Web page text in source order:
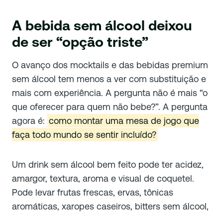
A bebida sem álcool deixou
de ser “opção triste”
O avanço dos mocktails e das bebidas premium
sem álcool tem menos a ver com substituição e
mais com experiência. A pergunta não é mais “o
que oferecer para quem não bebe?”. A pergunta
agora é: como montar uma mesa de jogo que
faça todo mundo se sentir incluído?
Um drink sem álcool bem feito pode ter acidez,
amargor, textura, aroma e visual de coquetel.
Pode levar frutas frescas, ervas, tônicas
aromáticas, xaropes caseiros, bitters sem álcool,